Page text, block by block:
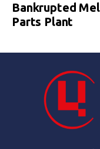
Bankrupted
Parts Plant